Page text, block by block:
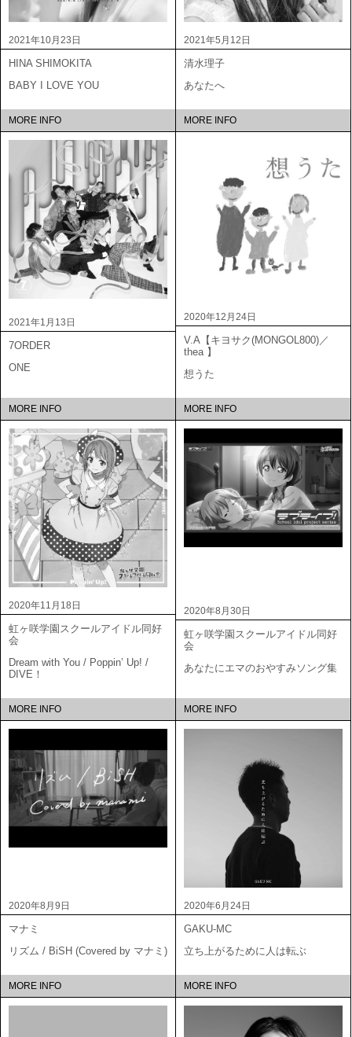
2021年10月23日
HINA SHIMOKITA
BABY I LOVE YOU
MORE INFO
2021年5月12日
清水理子
あなたへ
MORE INFO
2021年1月13日
7ORDER
ONE
MORE INFO
2020年12月24日
V.A【キヨサク(MONGOL800)／
thea 】
想うた
MORE INFO
2020年11月18日
虹ヶ咲学園スクールアイドル同好
会
Dream with You / Poppin’ Up! /
DIVE！
MORE INFO
2020年8月30日
虹ヶ咲学園スクールアイドル同好
会
あなたにエマのおやすみソング集
MORE INFO
2020年8月9日
マナミ
リズム / BiSH (Covered by マナミ)
MORE INFO
2020年6月24日
GAKU-MC
立ち上がるために人は転ぶ
MORE INFO